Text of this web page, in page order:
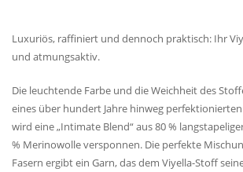
Luxuriös, raffiniert und dennoch praktisch: Ihr
und atmungsaktiv.
Die leuchtende Farbe und die Weichheit des
eines über hundert Jahre hinweg
wird eine „Intimate Blend“ aus 80 %
% Merinowolle versponnen. Die perfekte
Fasern ergibt ein Garn, das dem Viyella-Stoff